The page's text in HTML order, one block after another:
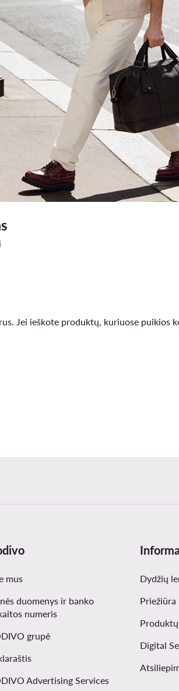
Jei ieškote produktų, kuriuose puikios
mus
duomenys ir banko
numeris
grupė
Advertising Services
Dydžių
Priežiūra
Digital